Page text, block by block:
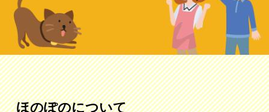
ほのぽのについて